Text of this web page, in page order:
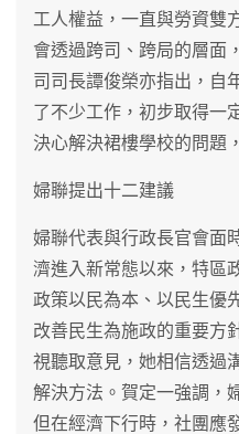
工人權益，一直與勞資雙
會透過跨司、跨局的層面
司司長譚俊榮亦指出，自
了不少工作，初步取得一
決心解決裙樓學校的問題
婦聯提出十二建議
婦聯代表與行政長官會面
濟進入新常態以來，特區
政策以民為本、以民生優
改善民生為施政的重要方
視聽取意見，她相信透過
解決方法。賀定一強調，
但在經濟下行時，社團應